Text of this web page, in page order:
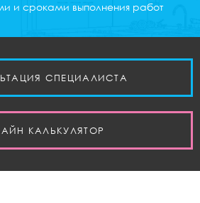
и сроками выполнения работ
СПЕЦИАЛИСТА
КАЛЬКУЛЯТОР